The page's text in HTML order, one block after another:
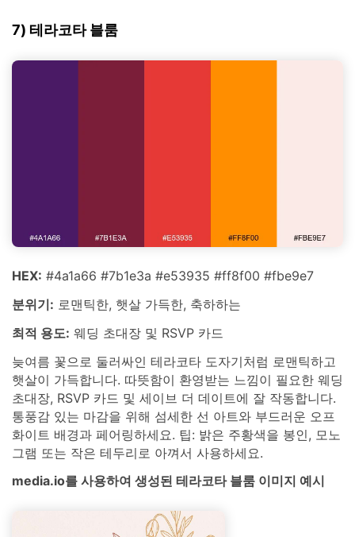
7) 테라코타 블룸
HEX: #4a1a66 #7b1e3a #e53935 #ff8f00 #fbe9e7
분위기: 로맨틱한, 햇살 가득한, 축하하는
최적 용도: 웨딩 초대장 및 RSVP 카드
늦여름 꽃으로 둘러싸인 테라코타 도자기처럼 로맨틱하고
햇살이 가득합니다. 따뜻함이 환영받는 느낌이 필요한 웨딩
초대장, RSVP 카드 및 세이브 더 데이트에 잘 작동합니다.
통풍감 있는 마감을 위해 섬세한 선 아트와 부드러운 오프
화이트 배경과 페어링하세요. 팁: 밝은 주황색을 봉인, 모노
그램 또는 작은 테두리로 아껴서 사용하세요.
media.io를 사용하여 생성된 테라코타 블룸 이미지 예시